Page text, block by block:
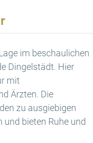
im beschaulichen
Dingelstädt. Hier
mit
Ärzten. Die
zu ausgiebigen
und bieten Ruhe und